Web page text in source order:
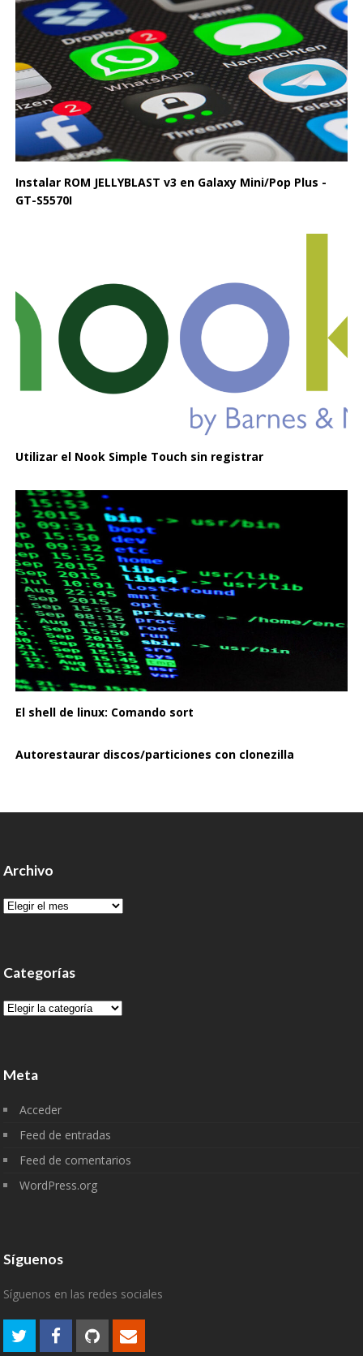
Instalar ROM JELLYBLAST v3 en Galaxy Mini/Pop Plus -
GT-S5570I
Utilizar el Nook Simple Touch sin registrar
El shell de linux: Comando sort
Autorestaurar discos/particiones con clonezilla
Archivo
Archivo
Categorías
Categorías
Meta
Acceder
Feed de entradas
Feed de comentarios
WordPress.org
Síguenos
Síguenos en las redes sociales